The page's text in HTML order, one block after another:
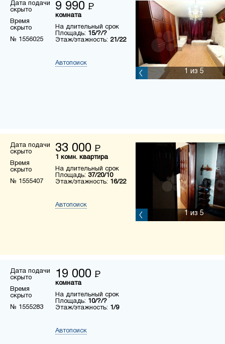
Дата подачи
скрыто
Время
скрыто
№ 1556025
9 990 Р
комната
На длительный срок
Площадь: 15/?/?
Этаж/этажность: 21/22
Автопоиск
1 из 5
Дата подачи
скрыто
Время
скрыто
№ 1555407
33 000 Р
1 комн. квартира
На длительный срок
Площадь: 37/20/10
Этаж/этажность: 16/22
Автопоиск
1из 5
Дата подачи
скрыто
Время
скрыто
№ 1555283
19 000 Р
комната
На длительный срок
Площадь: 10/?/?
Этаж/этажность: 1/9
Автопоиск